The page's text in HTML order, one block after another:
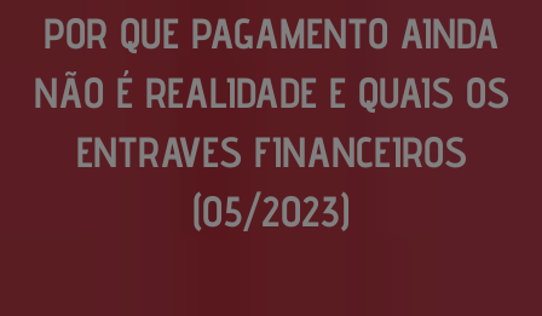
POR QUE PAGAMENTO AINDA
NÃO É REALIDADE E QUAIS OS
ENTRAVES FINANCEIROS
(05/2023)